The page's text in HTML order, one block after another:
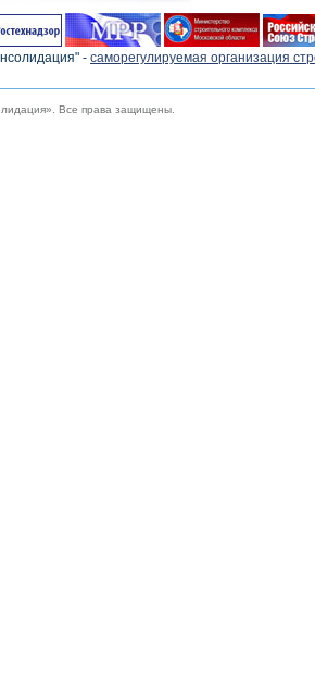
- cаморегулируемая организация
Все права защищены.